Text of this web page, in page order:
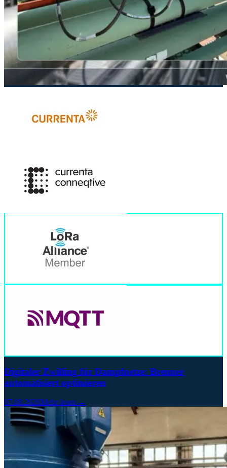
Digitaler Zwilling für Dampfnetze: Brenner
automatisiert optimieren
07.08.2026Mehr lesen →